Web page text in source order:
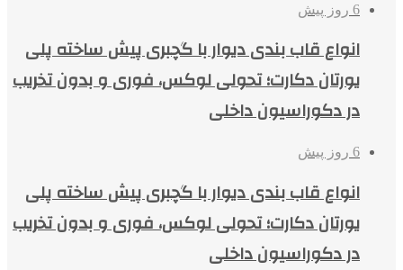
6 روز پیش
انواع قاب بندی دیوار با گچبری پیش ساخته پلی
یورتان دکارت؛ تحولی لوکس، فوری و بدون تخریب
در دکوراسیون داخلی
6 روز پیش
انواع قاب بندی دیوار با گچبری پیش ساخته پلی
یورتان دکارت؛ تحولی لوکس، فوری و بدون تخریب
در دکوراسیون داخلی